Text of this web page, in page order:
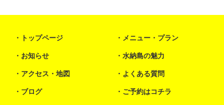
トップページ メニュー・プラン
お知らせ 水納島の魅力
アクセス・地図 よくある質問
ブログ ご予約はコチラ